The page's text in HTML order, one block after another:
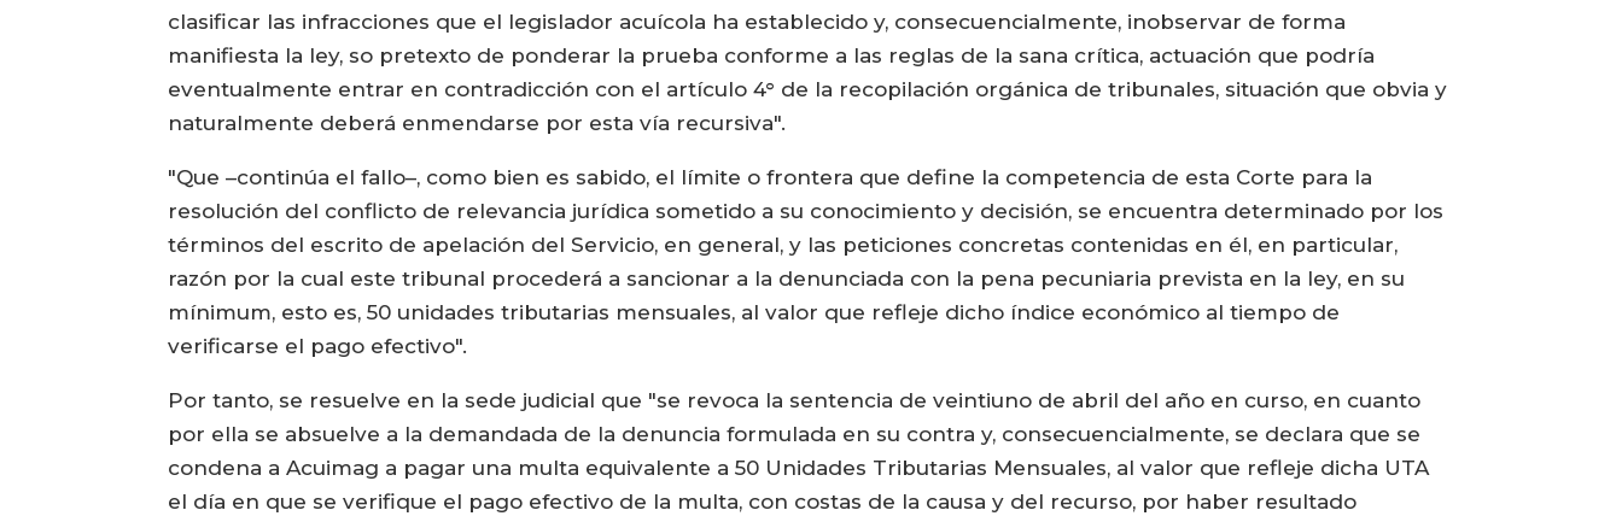
clasificar las infracciones que el legislador acuícola ha establecido y, consecuencialmente, inobservar de forma
manifiesta la ley, so pretexto de ponderar la prueba conforme a las reglas de la sana crítica, actuación que podría
eventualmente entrar en contradicción con el artículo 4° de la recopilación orgánica de tribunales, situación que obvia y
naturalmente deberá enmendarse por esta vía recursiva".
"Que –continúa el fallo–, como bien es sabido, el límite o frontera que define la competencia de esta Corte para la
resolución del conflicto de relevancia jurídica sometido a su conocimiento y decisión, se encuentra determinado por los
términos del escrito de apelación del Servicio, en general, y las peticiones concretas contenidas en él, en particular,
razón por la cual este tribunal procederá a sancionar a la denunciada con la pena pecuniaria prevista en la ley, en su
mínimum, esto es, 50 unidades tributarias mensuales, al valor que refleje dicho índice económico al tiempo de
verificarse el pago efectivo".
Por tanto, se resuelve en la sede judicial que "se revoca la sentencia de veintiuno de abril del año en curso, en cuanto
por ella se absuelve a la demandada de la denuncia formulada en su contra y, consecuencialmente, se declara que se
condena a Acuimag a pagar una multa equivalente a 50 Unidades Tributarias Mensuales, al valor que refleje dicha UTA
el día en que se verifique el pago efectivo de la multa, con costas de la causa y del recurso, por haber resultado